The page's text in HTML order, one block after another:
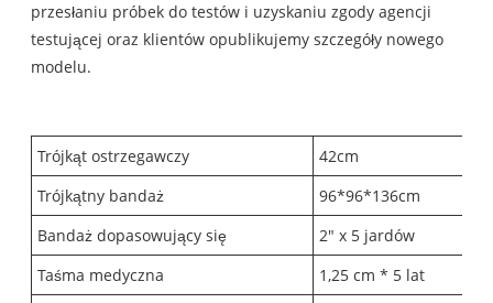
przesłaniu próbek do testów i uzyskaniu zgody agencji
testującej oraz klientów opublikujemy szczegóły nowego
modelu.
Trójkąt ostrzegawczy
42cm
Trójkątny bandaż
96*96*136cm
Bandaż dopasowujący się
2" x 5 jardów
Taśma medyczna
1,25 cm * 5 lat